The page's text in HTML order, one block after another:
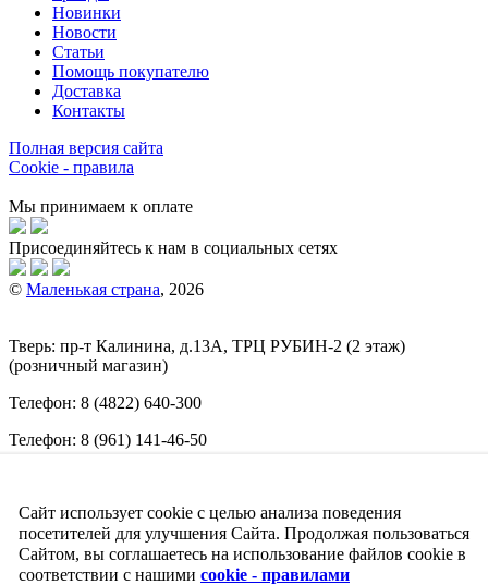
Новинки
Новости
Статьи
Помощь покупателю
Доставка
Контакты
Полная версия сайта
Cookie - правила
Мы принимаем к оплате
Присоединяйтесь к нам в социальных сетях
© Маленькая страна, 2026
Тверь: пр-т Калинина, д.13А, ТРЦ РУБИН-2 (2 этаж)
(розничный магазин)
Телефон: 8 (4822) 640-300
Телефон: 8 (961) 141-46-50
Обращаем ваше внимание на то, что вся информация
(включая цены) на этом интернет-сайте носит исключительно
информационный характер и ни при каких условиях не
является публичной офертой, определяемой положениями
Сайт использует cookie с целью анализа поведения
посетителей для улучшения Сайта. Продолжая пользоваться
Сайтом, вы соглашаетесь на использование файлов cookie в
соответствии с нашими cookie - правилами